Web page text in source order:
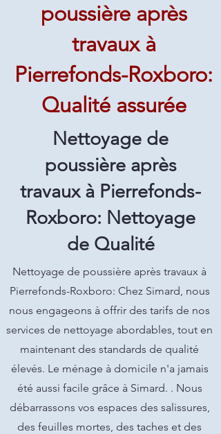
poussière après
travaux à
Pierrefonds-Roxboro:
Qualité assurée
Nettoyage de
poussière après
travaux à Pierrefonds-
Roxboro: Nettoyage
de Qualité
Nettoyage de poussière après travaux à
Pierrefonds-Roxboro: Chez Simard, nous
nous engageons à offrir des tarifs de nos
services de nettoyage abordables, tout en
maintenant des standards de qualité
élevés. Le ménage à domicile n'a jamais
été aussi facile grâce à Simard. . Nous
débarrassons vos espaces des salissures,
des feuilles mortes, des taches et des